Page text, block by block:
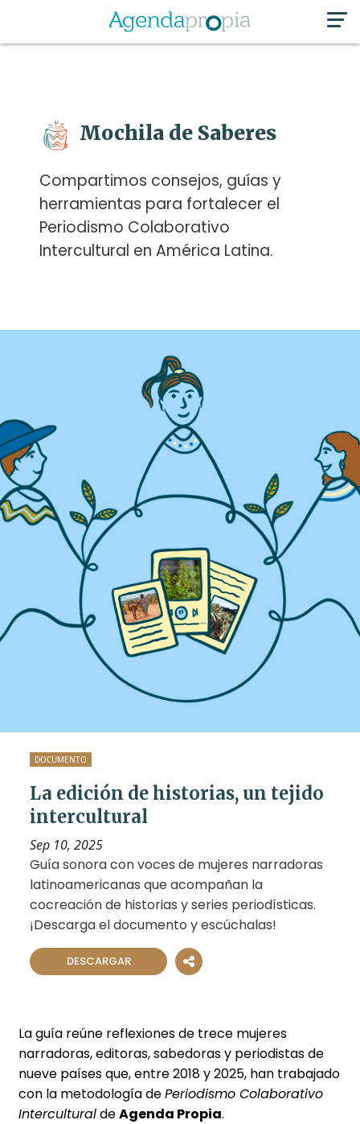
Mochila de Saberes
Compartimos consejos, guías y
herramientas para fortalecer el
Periodismo Colaborativo
Intercultural en América Latina.
DOCUMENTO
La edición de historias, un tejido
intercultural
Sep 10, 2025
Guía sonora con voces de mujeres narradoras
latinoamericanas que acompañan la
cocreación de historias y series periodísticas.
¡Descarga el documento y escúchalas!
DESCARGAR
La guía reúne reflexiones de trece mujeres
narradoras, editoras, sabedoras y periodistas de
nueve países que, entre 2018 y 2025, han trabajado
con la metodología dePeriodismo Colaborativo
InterculturaldeAgenda Propia.